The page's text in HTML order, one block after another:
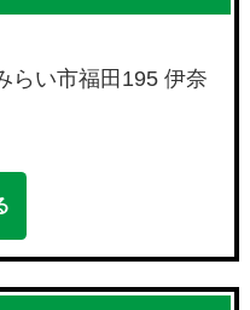
らい市福田195 伊奈